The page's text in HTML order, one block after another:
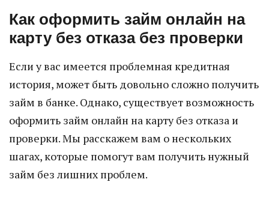
Как оформить займ онлайн на
карту без отказа без проверки
Если у вас имеется проблемная кредитная
история, может быть довольно сложно получить
займ в банке. Однако, существует возможность
оформить займ онлайн на карту без отказа и
проверки. Мы расскажем вам о нескольких
шагах, которые помогут вам получить нужный
займ без лишних проблем.